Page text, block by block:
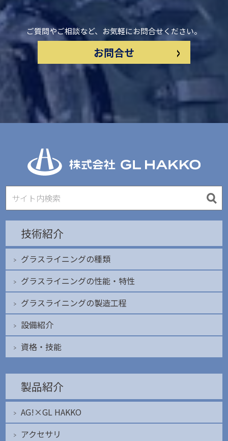
ご質問やご相談など、お気軽にお問合せください。
お問合せ >
技術紹介
グラスライニングの種類
グラスライニングの性能・特性
グラスライニングの製造工程
設備紹介
資格・技能
製品紹介
AG!×GL HAKKO
アクセサリ